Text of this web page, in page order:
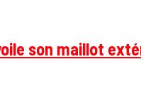
son maillot